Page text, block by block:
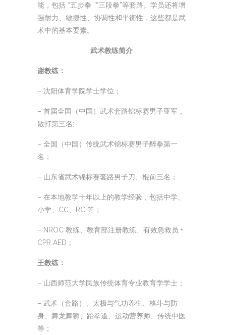
能，包括 “五步拳 ”“三段拳”等套路。学员还将增
强耐力、敏捷性、协调性和平衡性，这些都是武
术中的基本要素。
武术教练简介
谢教练：
– 沈阳体育学院学士学位；
– 首届全国（中国）武术套路锦标赛男子亚军，
散打第三名;
– 全国（中国）传统武术锦标赛男子醉拳第一
名；
– 山东省武术锦标赛套路男子刀、棍前三名；
– 在本地教学十年以上的教学经验，包括中学、
小学、CC、RC 等；
– NROC 教练、教育部注册教练、有效急救员 +
CPR AED；
王教练：
– 山西师范大学民族传统体育专业教育学学士；
– 武术（套路）、太极与气功养生、格斗与防
身、舞龙舞狮、跆拳道、运动营养师、传统中医
等；